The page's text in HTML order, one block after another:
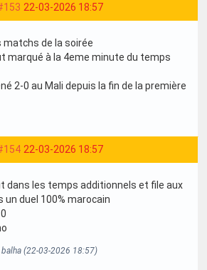
22-03-2026 18:57
matchs de la soirée
marqué à la 4eme minute du temps
2-0 au Mali depuis la fin de la première
22-03-2026 18:57
dans les temps additionnels et file aux
un duel 100% marocain
(22-03-2026 18:57)